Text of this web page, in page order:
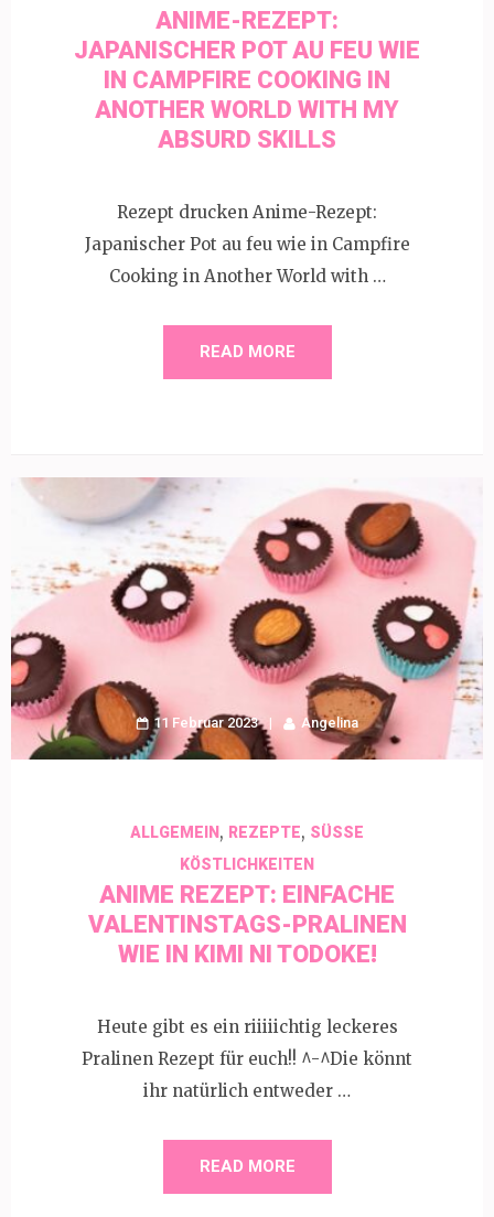
ANIME-REZEPT:
JAPANISCHER POT AU FEU WIE
IN CAMPFIRE COOKING IN
ANOTHER WORLD WITH MY
ABSURD SKILLS
Rezept drucken Anime-Rezept:
Japanischer Pot au feu wie in Campfire
Cooking in Another World with …
READ MORE
11 Februar 2023 Angelina
ALLGEMEIN , REZEPTE, SÜSSE K
ÖSTLICHKEITEN
ANIME REZEPT: EINFACHE
VALENTINSTAGS-PRALINEN
WIE IN KIMI NI TODOKE!
Heute gibt es ein riiiiichtig leckeres
Pralinen Rezept für euch!! ^-^Die könnt
ihr natürlich entweder …
READ MORE